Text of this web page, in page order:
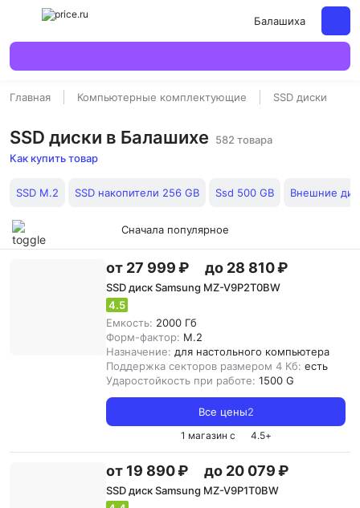
Балашиха
Главная Компьютерные комплектующие SSD диски
SSD диски в Балашихе
582 товара
Как купить товар
SSD M.2 SSD накопители 256 GB Ssd 500 GB Внешние
Сначала популярное
от 27 999 ₽ до 28 810 ₽
SSD диск Samsung MZ-V9P2T0BW
4.5
Емкость: 2000 Гб
Форм-фактор: M.2
Назначение: для настольного компьютера
Поддержка секторов размером 4 Кб: есть
Ударостойкость при работе: 1500 G
Все цены2
1 магазин с 4.5+
от 19 890 ₽ до 20 079 ₽
SSD диск Samsung MZ-V9P1T0BW